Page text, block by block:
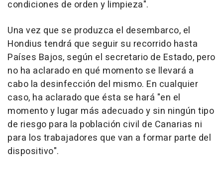
condiciones de orden y limpieza".
Una vez que se produzca el desembarco, el
Hondius tendrá que seguir su recorrido hasta
Países Bajos, según el secretario de Estado, pero
no ha aclarado en qué momento se llevará a
cabo la desinfección del mismo. En cualquier
caso, ha aclarado que ésta se hará "en el
momento y lugar más adecuado y sin ningún tipo
de riesgo para la población civil de Canarias ni
para los trabajadores que van a formar parte del
dispositivo".